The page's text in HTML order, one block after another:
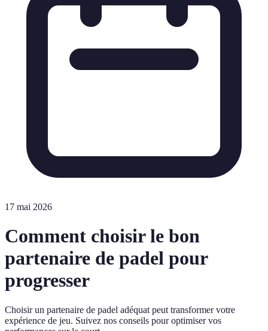
17 mai 2026
Comment choisir le bon
partenaire de padel pour
progresser
Choisir un partenaire de padel adéquat peut transformer votre
expérience de jeu. Suivez nos conseils pour optimiser vos